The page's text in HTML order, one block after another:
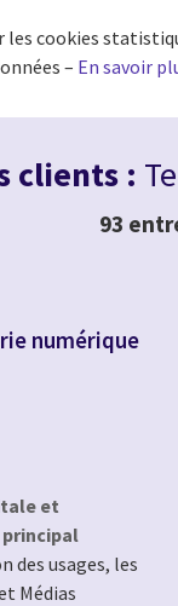
cookies
– En savoir
clients :
93
numérique
et
des usages, les
Médias